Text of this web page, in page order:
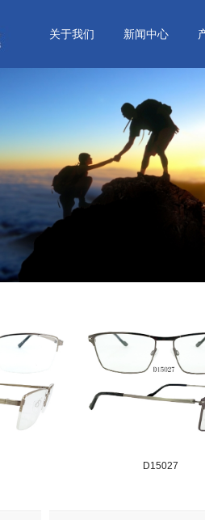
关于我们 新闻中心
D15027